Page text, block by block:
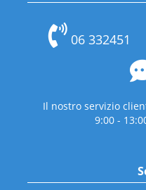
06 332451
Il nostro servizio
9:00 -